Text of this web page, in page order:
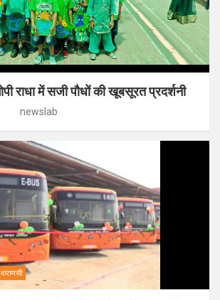
राधा में सजी पौधों की खूबसूरत प्रदर्शनी
newslab
वाराणसी